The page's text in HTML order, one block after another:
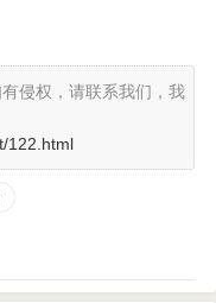
侵权，请联系我们，我
122.html